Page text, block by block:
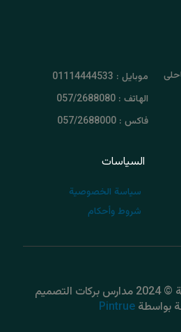
موبايل : 01114444533
الهاتف : 057/2688080
فاكس : 057/2688000
السياسات
سياسة الخصوصية
شروط وأحكام
جميع الحقوق محفوظة © 2024 مدارس بركات التصميم
بواسطة Pintrue